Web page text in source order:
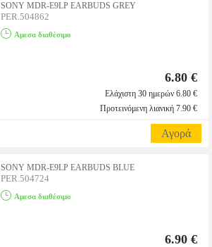
SONY MDR-E9LP EARBUDS GREY
PER.504862
Αμεσα διαθέσιμο
6.80 €
Ελάχιστη 30 ημερών 6.80 €
Προτεινόμενη λιανική 7.90 €
Αγορά
SONY MDR-E9LP EARBUDS BLUE
PER.504724
Αμεσα διαθέσιμο
6.90 €